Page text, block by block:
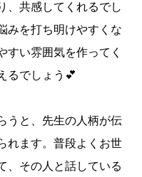
、共感してくれるでし
みを打ち明けやすくな
すい雰囲気を作ってく
るでしょう💕
うと、先生の人柄が伝
れます。普段よくお世
、その人と話している